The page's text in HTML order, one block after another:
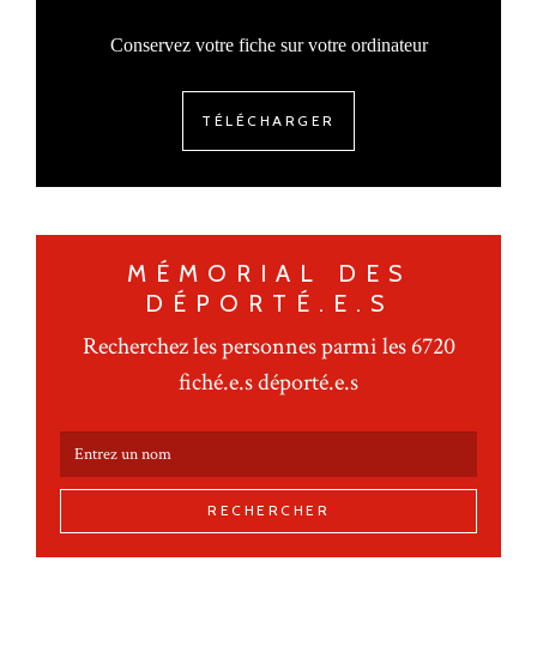
Conservez votre fiche sur votre ordinateur
TÉLÉCHARGER
MÉMORIAL DES
DÉPORTÉ.E.S
Recherchez les personnes parmi les 6720
fiché.e.s déporté.e.s
RECHERCHER